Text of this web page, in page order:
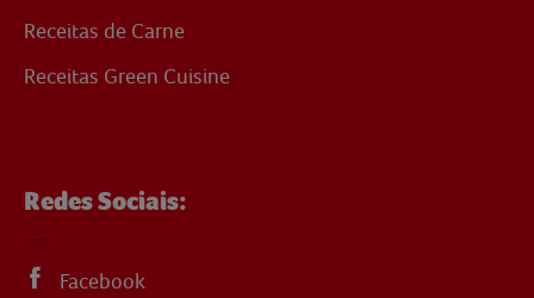
Receitas de Carne
Receitas Green Cuisine
Redes Sociais:
Facebook